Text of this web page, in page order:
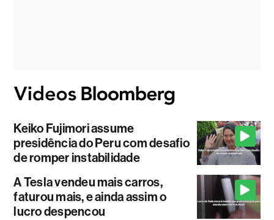
Keiko Fujimori assume
presidência do Peru com desafio
de romper instabilidade
A Tesla vendeu mais carros,
faturou mais, e ainda assim o
lucro despencou